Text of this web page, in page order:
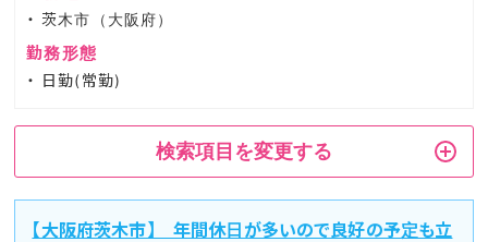
茨木市（大阪府）
勤務形態
日勤(常勤)
検索項目を変更する
【大阪府茨木市】 年間休日が多いので良好の予定も立